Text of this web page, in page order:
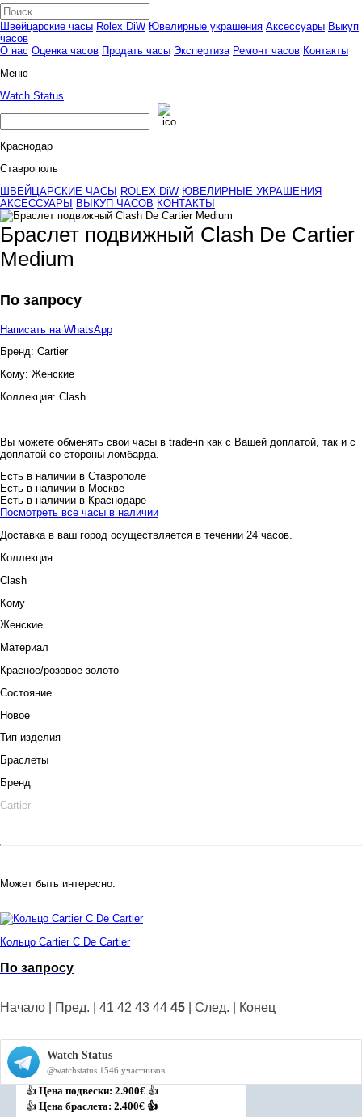
Швейцарские часы Rolex DiW Ювелирные украшения Аксессуары Выкуп
часов
О нас Оценка часов Продать часы Экспертиза Ремонт часов Контакты
Меню
Watch Status
Краснодар
Ставрополь
ШВЕЙЦАРСКИЕ ЧАСЫ
ROLEX DiW ЮВЕЛИРНЫЕ УКРАШЕНИЯ
АКСЕССУАРЫ
ВЫКУП ЧАСОВ КОНТАКТЫ
Браслет подвижный Clash De Cartier
Medium
По запросу
Написать на WhatsApp
Бренд: Cartier
Кому: Женские
Коллекция: Clash
Вы можете обменять свои часы в trade-in как с Вашей доплатой, так и с
доплатой со стороны ломбарда.
Есть в наличии в Ставрополе
Есть в наличии в Москве
Есть в наличии в Краснодаре
Посмотреть все часы в наличии
Доставка в ваш город осуществляется в течении 24 часов.
Коллекция
Clash
Кому
Женские
Материал
Красное/розовое золото
Состояние
Новое
Тип изделия
Браслеты
Бренд
Cartier
Может быть интересно:
Кольцо Cartier C De Cartier
По запросу
Начало Пред. 41 42 43 44 45 | След. | Конец